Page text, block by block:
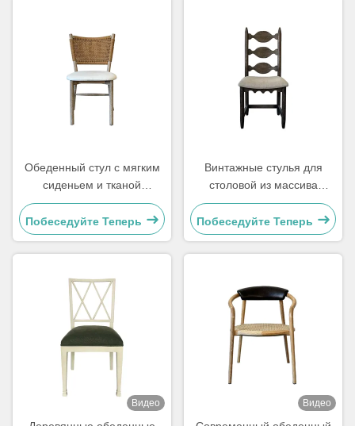
Обеденный стул с мягким
сиденьем и тканой
спинкой, легкая чистка,
удобный для столовой
Побеседуйте Теперь
Винтажные стулья для
столовой из массива
дерева 48x57x105,5 см,
мягкие, с резной спинкой в
виде лестницы
Побеседуйте Теперь
Видео Видео